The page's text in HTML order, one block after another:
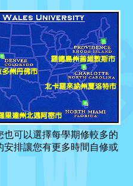
可以選擇每學期修較多的
排讓您有更多時間自修或